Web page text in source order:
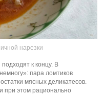
нарезки
к концу. В
пара ломтиков
мясных деликатесов.
при этом рационально